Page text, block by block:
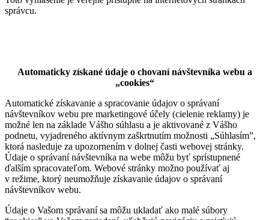
správcu.
Automaticky získané údaje o chovaní návštevníka webu a
„cookies“
Automatické získavanie a spracovanie údajov o správaní
návštevníkov webu pre marketingové účely (cielenie reklamy) je
možné len na základe Vášho súhlasu a je aktivované z Vášho
podnetu, vyjadreného aktívnym zaškrtnutím možnosti „Súhlasím”,
ktorá nasleduje za upozornením v dolnej časti webovej stránky.
Údaje o správaní návštevníka na webe môžu byť sprístupnené
ďalším spracovateľom. Webové stránky možno používať aj
v režime, ktorý neumožňuje získavanie údajov o správaní
návštevníkov webu.
Údaje o Vašom správaní sa môžu ukladať ako malé súbory